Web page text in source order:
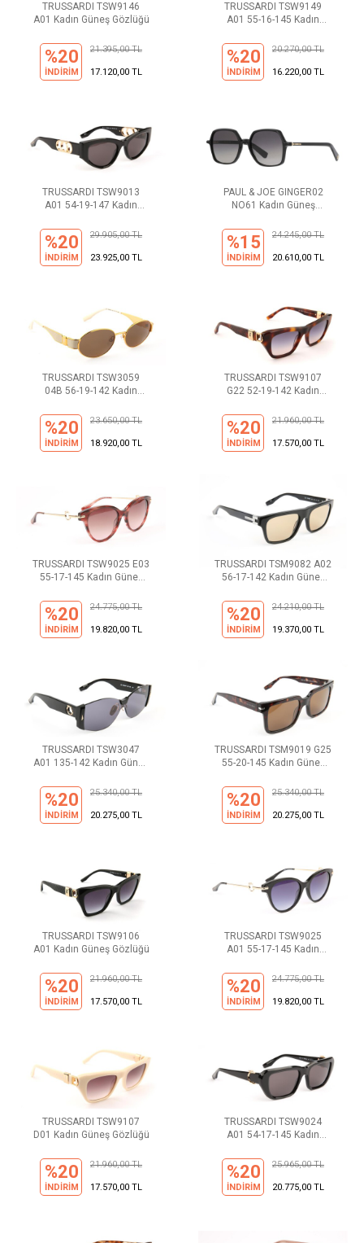
TRUSSARDI TSW9146
A01 Kadın Güneş Gözlüğü
%20
İNDİRİM
21.395,00 TL
17.120,00 TL
TRUSSARDI TSW9149
A01 55-16-145 Kadın
%20
İNDİRİM
20.270,00 TL
16.220,00 TL
TRUSSARDI TSW9013
A01 54-19-147 Kadın
%20
İNDİRİM
29.905,00 TL
23.925,00 TL
PAUL & JOE GINGER02
NO61 Kadın Güneş
%15
İNDİRİM
24.245,00 TL
20.610,00 TL
TRUSSARDI TSW3059
04B 56-19-142 Kadın
%20
İNDİRİM
23.650,00 TL
18.920,00 TL
TRUSSARDI TSW9107
G22 52-19-142 Kadın
%20
İNDİRİM
21.960,00 TL
17.570,00 TL
TRUSSARDI TSW9025 E03
55-17-145 Kadın Güneş
%20
İNDİRİM
24.775,00 TL
19.820,00 TL
TRUSSARDI TSM9082 A02
56-17-142 Kadın Güneş
%20
İNDİRİM
24.210,00 TL
19.370,00 TL
TRUSSARDI TSW3047
A01 135-142 Kadın Güneş
%20
İNDİRİM
25.340,00 TL
20.275,00 TL
TRUSSARDI TSM9019 G25
55-20-145 Kadın Güneş
%20
İNDİRİM
25.340,00 TL
20.275,00 TL
TRUSSARDI TSW9106
A01 Kadın Güneş Gözlüğü
%20
İNDİRİM
21.960,00 TL
17.570,00 TL
TRUSSARDI TSW9025
A01 55-17-145 Kadın
%20
İNDİRİM
24.775,00 TL
19.820,00 TL
TRUSSARDI TSW9107
D01 Kadın Güneş Gözlüğü
%20
İNDİRİM
21.960,00 TL
17.570,00 TL
TRUSSARDI TSW9024
A01 54-17-145 Kadın
%20
İNDİRİM
25.965,00 TL
20.775,00 TL